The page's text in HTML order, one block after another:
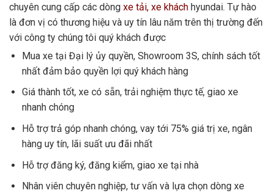
chuyên cung cấp các dòng xe tải, xe khách hyundai. Tự hào
là đơn vị có thương hiệu và uy tín lâu năm trên thị trường đến
với công ty chúng tôi quý khách được
Mua xe tại Đại lý ủy quyền, Showroom 3S, chính sách tốt
nhất đảm bảo quyền lợi quý khách hàng
Giá thành tốt, xe có sẵn, trải nghiệm thực tế, giao xe
nhanh chóng
Hỗ trợ trả góp nhanh chóng, vay tới 75% giá trị xe, ngân
hàng uy tín, lãi suất ưu đãi nhất
Hỗ trợ đăng ký, đăng kiểm, giao xe tại nhà
Nhân viên chuyên nghiệp, tư vấn và lựa chọn dòng xe